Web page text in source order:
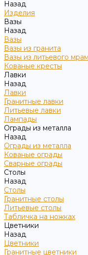
Назад
Изделия
Вазы
Назад
Вазы
Вазы из гранита
Вазы из литьевого
Кованые кресты
Лавки
Назад
Лавки
Гранитные лавки
Литьевые лавки
Лампады
Ограды из металла
Назад
Ограды из металла
Кованые ограды
Сварные ограды
Столы
Назад
Столы
Гранитные столы
Литьевые столы
Табличка на ножках
Цветники
Назад
Цветники
Гранитные цветники